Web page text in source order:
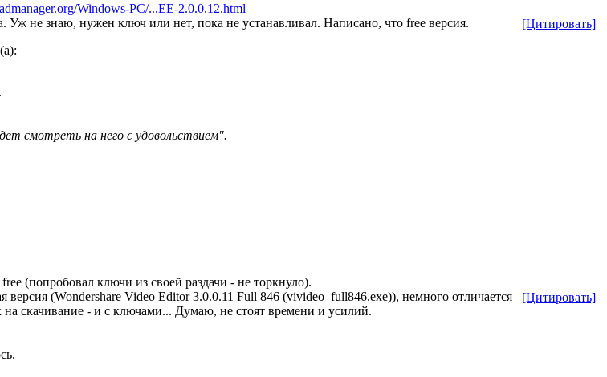
[Цитировать]
Windows-PC/...EE-2.0.0.12.html
Уж не знаю, нужен ключ или нет, пока не устанавливал. Написано, что free версия.
смотреть на него с удовольствием".
[Цитировать]
(попробовал ключи из своей раздачи - не торкнуло).
версия (Wondershare Video Editor 3.0.0.11 Full 846 (vivideo_full846.exe)), немного отличается
на скачивание - и с ключами... Думаю, не стоят времени и усилий.